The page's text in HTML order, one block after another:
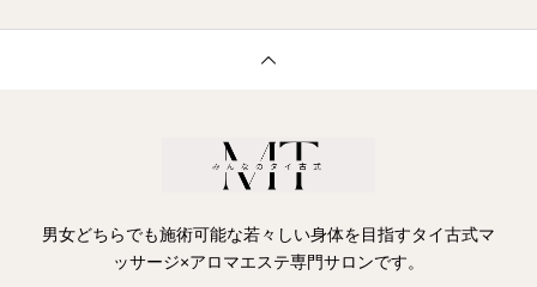
男女どちらでも施術可能な若々しい身体を目指すタイ古式マ
ッサージ×アロマエステ専門サロンです。